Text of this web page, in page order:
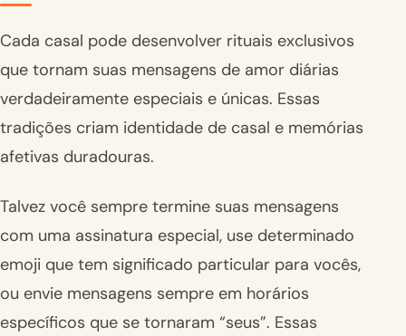
Cada casal pode desenvolver rituais exclusivos
que tornam suas mensagens de amor diárias
verdadeiramente especiais e únicas. Essas
tradições criam identidade de casal e memórias
afetivas duradouras.
Talvez você sempre termine suas mensagens
com uma assinatura especial, use determinado
emoji que tem significado particular para vocês,
ou envie mensagens sempre em horários
específicos que se tornaram “seus”. Essas